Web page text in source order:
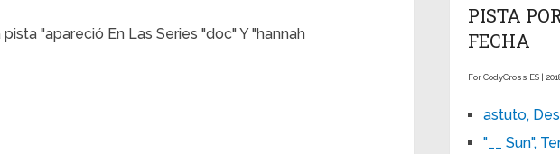
"apareció En Las Series "doc" Y "hannah
PISTA
FECHA
For CodyCross ES |
astuto,
"__ Sun",